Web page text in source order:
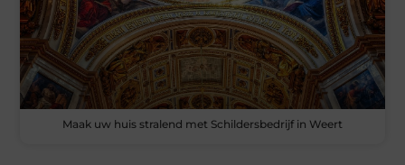
Maak uw huis stralend met Schildersbedrijf in Weert